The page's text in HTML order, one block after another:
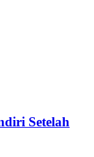
Setelah